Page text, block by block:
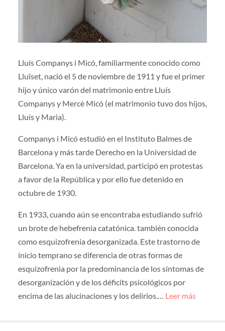
Lluís Companys i Micó, familiarmente conocido como
Lluïset, nació el 5 de noviembre de 1911 y fue el primer
hijo y único varón del matrimonio entre Lluís
Companys y Mercè Micó (el matrimonio tuvo dos hijos,
Lluís y Maria).
Companys i Micó estudió en el Instituto Balmes de
Barcelona y más tarde Derecho en la Universidad de
Barcelona. Ya en la universidad, participó en protestas
a favor de la República y por ello fue detenido en
octubre de 1930.
En 1933, cuando aún se encontraba estudiando sufrió
un brote de hebefrenia catatónica. también conocida
como esquizofrenia desorganizada. Este trastorno de
inicio temprano se diferencia de otras formas de
esquizofrenia por la predominancia de los síntomas de
desorganización y de los déficits psicológicos por
encima de las alucinaciones y los delirios.… Leer más